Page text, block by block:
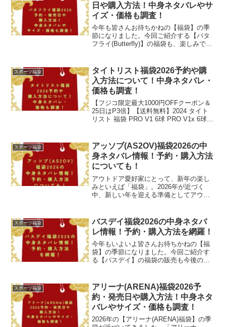
日や購入方法！中身ネタバレやサ
イズ・価格も調査！
今年も皆さんお待ちかねの【福袋】の季
節になりました。今回ご紹介する【バタ
フライ(Butterfly)】の福袋も、楽しみです
で使用される世界的卓球用品メーカーで
す...
スポーツ福袋
タイトリスト福袋2026予約や購
入方法について！中身ネタバレ・
価格も調査！
【フジコ限定最大1000円OFFクーポン＆
25日はP3倍】【送料無料】2024 タイト
リスト 福袋 PRO V1 6球 PRO V1x 6球
【あす楽対応】価格...
スポーツ福袋
アッソブ(AS2OV)福袋2026の中
身ネタバレ情報！予約・購入方法
についても！
アウトドア愛好家にとって、新年の楽し
みといえば「福袋」。2026年が近づく
中、新しい年を迎える準備としてアウト
集めているのが、デザイン性と機能性を
両立した日本発のブラン...
スポーツ福袋
バスデイ福袋2026の中身ネタバ
レ情報！予約・購入方法を網羅！
今年もいよいよ皆さんお待ちかねの【福
袋】の季節になりました。今回ご紹介す
る【バスデイ】の福袋の販売も今後の展
団】を宣言するルアーの技術屋集団とい
っても過言では無い魅力的...
スポーツ福袋
アリーナ(ARENA)福袋2026予
約・発売日や購入方法！中身ネタ
バレやサイズ・価格も調査！
2026年の【アリーナ(ARENA)福袋】の季